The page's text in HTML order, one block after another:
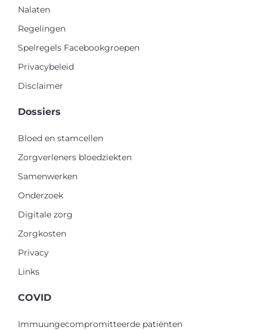
Nalaten
Regelingen
Spelregels Facebookgroepen
Privacybeleid
Disclaimer
Dossiers
Bloed en stamcellen
Zorgverleners bloedziekten
Samenwerken
Onderzoek
Digitale zorg
Zorgkosten
Privacy
Links
COVID
Immuungecompromitteerde patiënten